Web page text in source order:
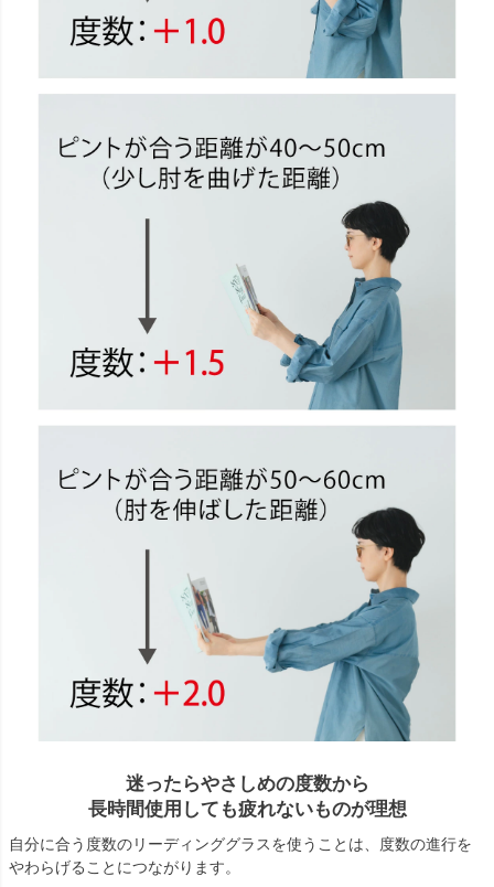
迷ったらやさしめの度数から
長時間使用しても疲れないものが理想
自分に合う度数のリーディンググラスを使うことは、度数の進行を
やわらげることにつながります。